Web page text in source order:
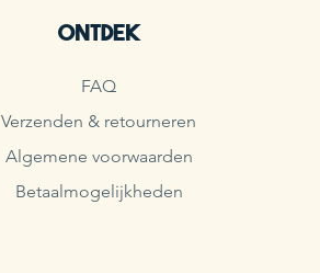
Ontdek
FAQ
Verzenden & retourneren
Algemene voorwaarden
Betaalmogelijkheden